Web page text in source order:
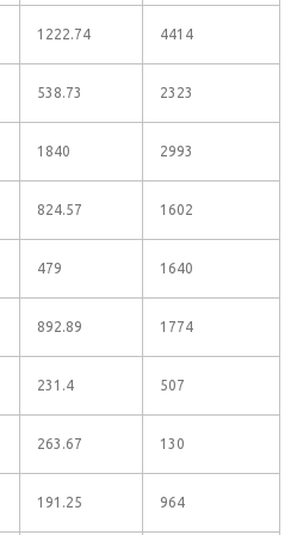
1222.74 4414
538.73 2323
1840 2993
824.57 1602
479 1640
892.89 1774
231.4 507
263.67 130
191.25 964